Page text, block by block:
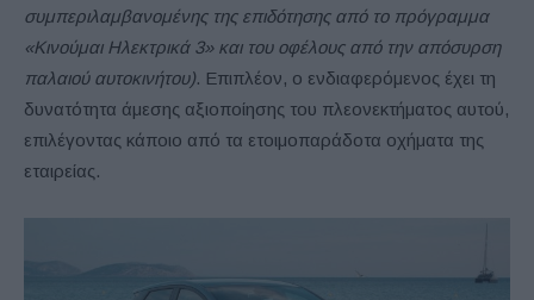
συμπεριλαμβανομένης της επιδότησης από το πρόγραμμα
«Κινούμαι Ηλεκτρικά 3» και του οφέλους από την απόσυρση
παλαιού αυτοκινήτου). Επιπλέον, ο ενδιαφερόμενος έχει τη
δυνατότητα άμεσης αξιοποίησης του πλεονεκτήματος αυτού,
επιλέγοντας κάποιο από τα ετοιμοπαράδοτα οχήματα της
εταιρείας.